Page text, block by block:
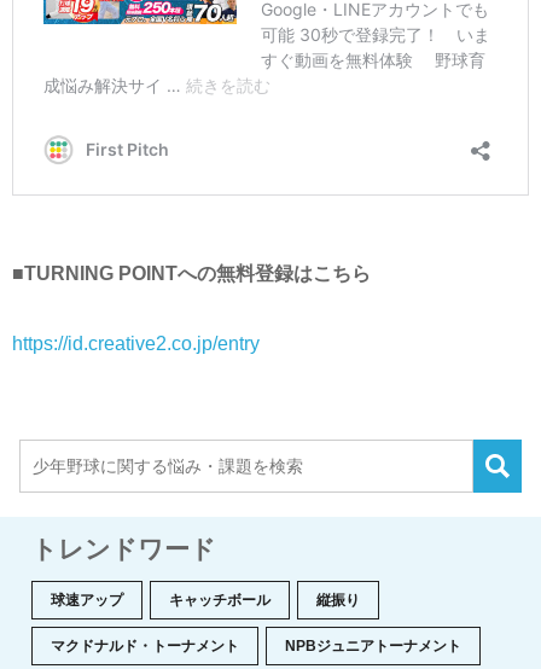
■TURNING POINTへの無料登録はこちら
https://id.creative2.co.jp/entry
トレンドワード
球速アップ キャッチボール 縦振り
マクドナルド・トーナメント NPBジュニアトーナメント